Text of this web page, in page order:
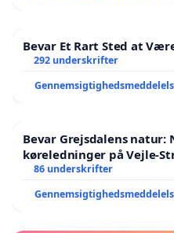
Bevar Et Rart Sted at
292 underskrifter
Bevar Grejsdalens natur:
køreledninger på Vejle-
86 underskrifter